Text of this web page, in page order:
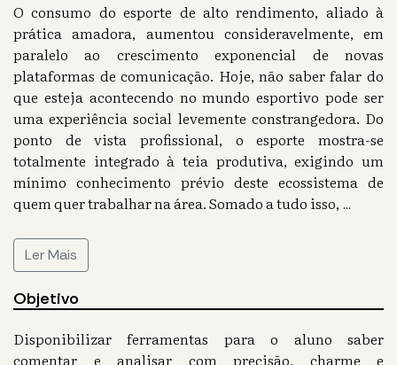
O consumo do esporte de alto rendimento, aliado à
prática amadora, aumentou consideravelmente, em
paralelo ao crescimento exponencial de novas
plataformas de comunicação. Hoje, não saber falar do
que esteja acontecendo no mundo esportivo pode ser
uma experiência social levemente constrangedora. Do
ponto de vista profissional, o esporte mostra-se
totalmente integrado à teia produtiva, exigindo um
mínimo conhecimento prévio deste ecossistema de
quem quer trabalhar na área. Somado a tudo isso, ...
Ler Mais
Objetivo
Disponibilizar ferramentas para o aluno saber
comentar e analisar com precisão, charme e